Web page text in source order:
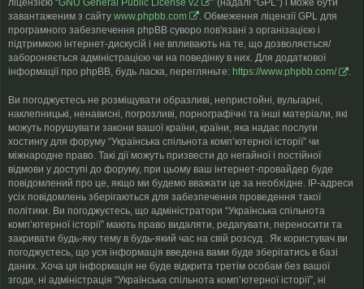
завантаженим з сайту www.phpbb.com
. Обмеження ліцензії GPL для
програмного забезпечення phpBB суворо пов'язані з організацією і
підтримкою інтернет-дискусій і не впливають на те, що дозволяється/
забороняється адміністрацією чи на поведінку в них. Для додаткової
інформації про phpBB, будь ласка, перегляньте: https://www.phpbb.com/ .
Ви погоджуєтесь не розміщувати образливі, непристойні, вульгарні,
наклепницькі, ненависні, погрозливі, порнографічні та інші матеріали, які
можуть порушувати закони вашої країни, країни, яка надає послуги
хостингу для форуму “Українська спільнота компʼютерної історії” чи
міжнародне право. Такі дії можуть призвести до негайної і постійної
відмови у доступі до форуму, при цьому ваш інтернет-провайдер буде
повідомлений про це, якщо ми будемо вважати це за необхідне. IP-адреси
усіх повідомлень зберігаються для забезпечення проведення такої
політики. Ви погоджуєтесь, що адміністратори “Українська спільнота
компʼютерної історії” мають право видаляти, редагувати, переносити та
закривати будь-яку тему в будь-який час на свій розсуд . Як користувач ви
погоджуєтесь, що уся інформація введена вами буде зберігатись в базі
даних. Хоча ця інформація не буде відкрита третім особам без вашої
згоди, ні адміністрація “Українська спільнота компʼютерної історії”, ні